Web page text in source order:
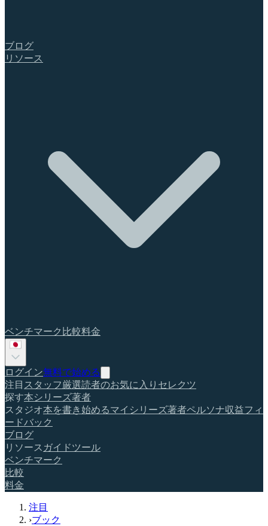
ブログ
リソース
ベンチマーク 比較料金
ログイン無料で始める
注目 スタッフ厳選読者のお気に入り セレクツ
探す本シリーズ著者
スタジオ本を書き始めるマイシリーズ著者ペルソナ収益フィ
ードバック
ブログ
リソース ガイドツール
ベンチマーク
比較
料金
注目
›ブック